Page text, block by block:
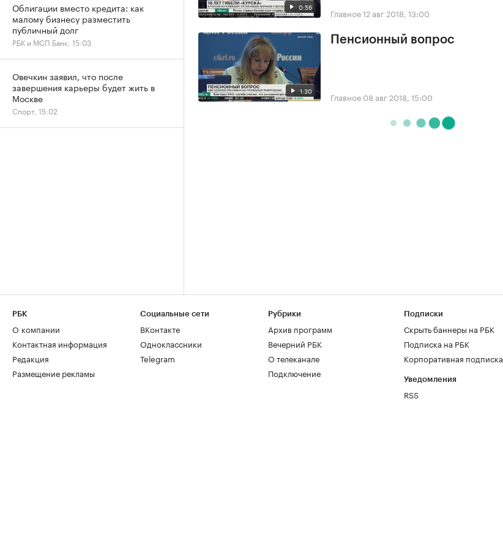
0:56 Главное12 авг 2018, 13:00
1:30
Пенсионный вопрос
Главное 08 авг 2018, 15:00
Облигации вместо кредита: как
малому бизнесу разместить
публичный долг
РБК и МСП Банк, 15:03
Овечкин заявил, что после
завершения карьеры будет жить в
Москве
Спорт, 15:02
РБК
О компании
Контактная информация
Редакция
Размещение рекламы
Социальные сети
ВКонтакте
Одноклассники
Telegram
Рубрики
Архив программ
Вечерний РБК
О телеканале
Подключение
Подписки
Скрыть баннеры на РБК
Подписка на РБК
Корпоративная подписка
Уведомления
RSS